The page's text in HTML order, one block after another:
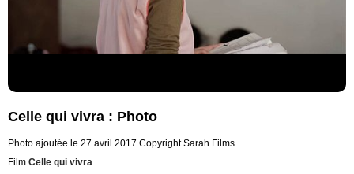
Celle qui vivra : Photo
Photo ajoutée le 27 avril 2017 Copyright Sarah Films
Film Celle qui vivra